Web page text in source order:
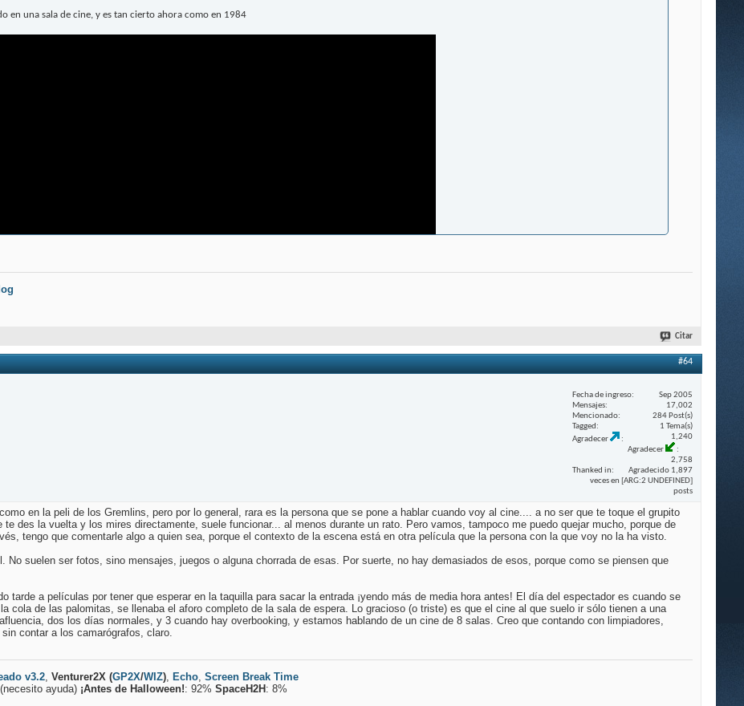
en una sala de cine, y es tan cierto ahora como en 1984
Citar
#64
Fecha de ingreso
Sep 2005
Mensajes
17,002
Mencionado
284 Post(s)
Tagged
1 Tema(s)
Agradecer
1,240
Agradecer
2,758
Thanked in
Agradecido 1,897
veces en [ARG:2 UNDEFINED]
posts
en la peli de los Gremlins, pero por lo general, rara es la persona que se pone a hablar cuando voy al cine.... a no ser que te toque el grupito
des la vuelta y los mires directamente, suele funcionar... al menos durante un rato. Pero vamos, tampoco me puedo quejar mucho, porque de
tengo que comentarle algo a quien sea, porque el contexto de la escena está en otra película que la persona con la que voy no la ha visto.
suelen ser fotos, sino mensajes, juegos o alguna chorrada de esas. Por suerte, no hay demasiados de esos, porque como se piensen que
tarde a películas por tener que esperar en la taquilla para sacar la entrada ¡yendo más de media hora antes! El día del espectador es cuando se
cola de las palomitas, se llenaba el aforo completo de la sala de espera. Lo gracioso (o triste) es que el cine al que suelo ir sólo tienen a una
dos los días normales, y 3 cuando hay overbooking, y estamos hablando de un cine de 8 salas. Creo que contando con limpiadores,
contar a los camarógrafos, claro.
v3.2, Venturer2X (GP2X/WIZ), Echo, Screen Break Time
ayuda) ¡Antes de Halloween!: 92% SpaceH2H : 8%